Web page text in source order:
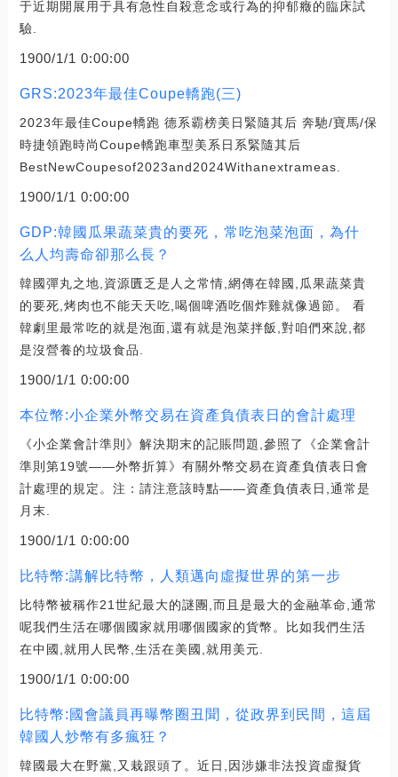
于近期開展用于具有急性自殺意念或行為的抑郁癥的臨床試
驗.
1900/1/1 0:00:00
GRS:2023年最佳Coupe轎跑(三)
2023年最佳Coupe轎跑 德系霸榜美日緊隨其后 奔馳/寶馬/保
時捷領跑時尚Coupe轎跑車型美系日系緊隨其后
BestNewCoupesof2023and2024Withanextrameas.
1900/1/1 0:00:00
GDP:韓國瓜果蔬菜貴的要死，常吃泡菜泡面，為什
么人均壽命卻那么長？
韓國彈丸之地,資源匱乏是人之常情,網傳在韓國,瓜果蔬菜貴
的要死,烤肉也不能天天吃,喝個啤酒吃個炸雞就像過節。 看
韓劇里最常吃的就是泡面,還有就是泡菜拌飯,對咱們來說,都
是沒營養的垃圾食品.
1900/1/1 0:00:00
本位幣:小企業外幣交易在資產負債表日的會計處理
《小企業會計準則》解決期末的記賬問題,參照了《企業會計
準則第19號——外幣折算》有關外幣交易在資產負債表日會
計處理的規定。注：請注意該時點——資產負債表日,通常是
月末.
1900/1/1 0:00:00
比特幣:講解比特幣，人類邁向虛擬世界的第一步
比特幣被稱作21世紀最大的謎團,而且是最大的金融革命,通常
呢我們生活在哪個國家就用哪個國家的貨幣。比如我們生活
在中國,就用人民幣,生活在美國,就用美元.
1900/1/1 0:00:00
比特幣:國會議員再曝幣圈丑聞，從政界到民間，這屆
韓國人炒幣有多瘋狂？
韓國最大在野黨,又栽跟頭了。近日,因涉嫌非法投資虛擬貨